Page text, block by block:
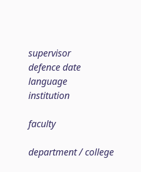
supervisor
defence date
language
institution
faculty
department / college